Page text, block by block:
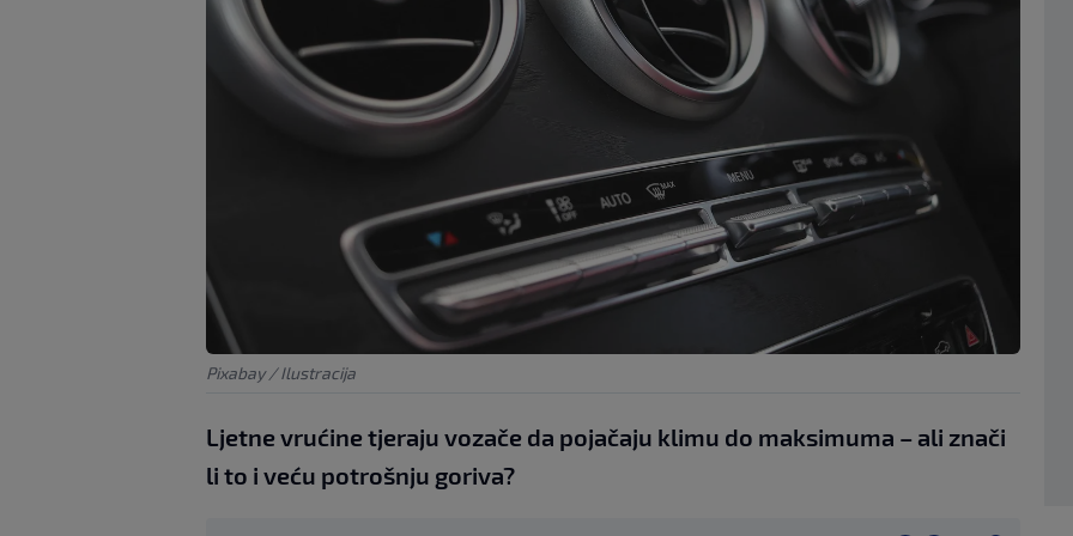
Pixabay / Ilustracija
Ljetne vrućine tjeraju vozače da pojačaju klimu do maksimuma – ali znači
li to i veću potrošnju goriva?